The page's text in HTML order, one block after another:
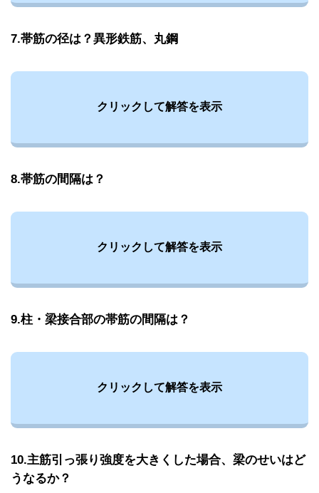
7.帯筋の径は？異形鉄筋、丸鋼
クリックして解答を表示
8.帯筋の間隔は？
クリックして解答を表示
9.柱・梁接合部の帯筋の間隔は？
クリックして解答を表示
10.主筋引っ張り強度を大きくした場合、梁のせいはど
うなるか？